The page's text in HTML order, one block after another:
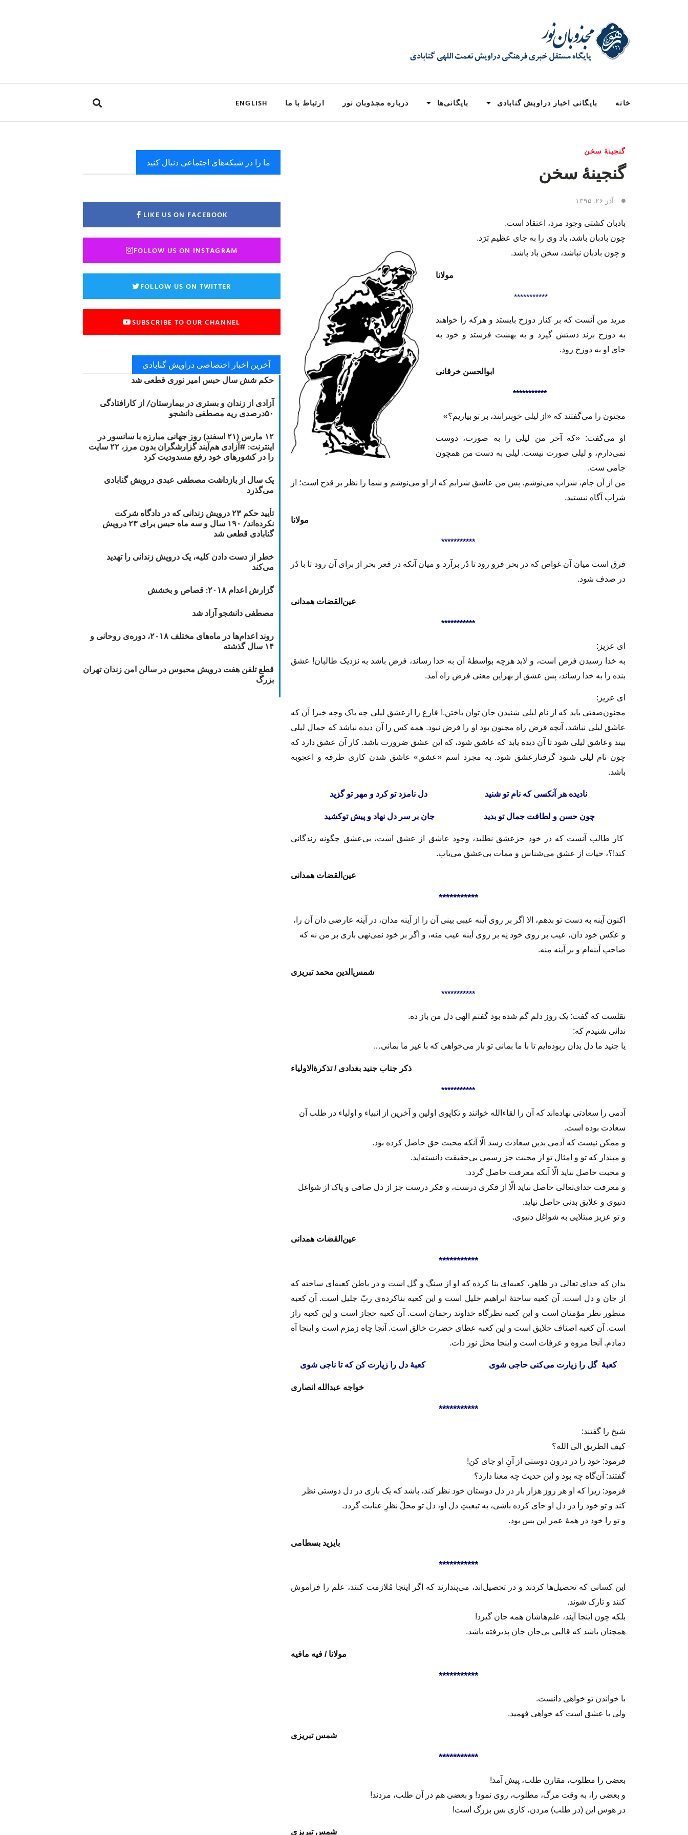
خانه بایگانی اخبار دراویش گنابادی بایگانی‌ها درباره مجذوبان نور ارتباط با ما ENGLISH
گنجینۀ سخن
گنجینهٔ سخن
آذر ۲۶, ۱۳۹۵
بادبان کشتى وجود مرد، اعتقاد است.
چون بادبان باشد، باد وى را به جاى عظیم بَرَد.
و چون بادبان نباشد، سخن باد باشد.
مولانا
***********
مرید من آنست که بر کنار دوزخ‌ بایستد و هرکه را خواهند
به‌ دوزخ برند دستش گیرد و به‌ بهشت فرستد و خود به
جای او به دوزخ رود.
ابوالحسن خرقانی
***********
مجنون را می‌گفتند که «از لیلی خوبترانند، بر تو بیاریم؟»
او می‌گفت: «که آخر من لیلی را به صورت، دوست
نمی‌دارم، و لیلی صورت نیست. لیلی به دست من همچون
جامی ست.
من از آن جام، شراب می‌نوشم. پس من عاشق شرابم که از او می‌نوشم و شما را نظر بر قدح است؛ از
شراب آگاه نیستید.
مولانا
***********
فرق است میان آن غواص که در بحر فرو رود تا دُر برآرد و میان آنکه در قعر بحر از برای آن رود تا با دُر
در صدف شود.
عین‌القضات همدانی
***********
ای عزیز:
به خدا رسیدن فرض است، و لابد هرچه بواسطهٔ آن به خدا رساند، فرض باشد به نزدیک طالبان! عشق
بنده را به خدا رساند، پس عشق از بهراین معنی فرض راه آمد.
ای عزیز:
مجنون‌صفتی باید که از نام لیلی شنیدن جان توان باختن.! فارغ را ازعشق لیلی چه باک وچه خبر! آن که
عاشق لیلی نباشد، آنچه فرض راه مجنون بود او را فرض نبود. همه کس را آن دیده نباشد که جمال لیلی
بیند وعاشق لیلی شود تا آن دیده یابد که عاشق شود، که این عشق ضرورت باشد. کار آن عشق دارد که
چون نام لیلی شنود گرفتارعشق شود. به مجرد اسم «عشق» عاشق شدن کاری طرفه و اعجوبه
باشد.
نادیده هر آنکسی که نام تو شنید دل نامزد تو کرد و مهر تو گزید
چون حسن و لطافت جمال تو بدیدجان بر سر دل نهاد و پیش توکشید
کار طالب آنست که در خود جزعشق نطلبد، وجود عاشق از عشق است، بی‌عشق چگونه زندگانی
کند!؟، حیات از عشق می‌شناس و ممات بی‌عشق می‌یاب.
عین‌القضات همدانی
***********
اکنون آینه به دست تو بدهم، الا اگر بر روی آینه عیبی بینی آن را از آینه مدان، در آینه عارضی‌ دان آن را،
و عکس خود‌ دان، عیب بر روی خود نِه بر روی آینه عیب منه، و اگر بر خود نمی‌نهی باری بر من نه که
صاحب آینه‌ام و بر آینه منه.
شمس‌الدین محمد تبریزی
***********
نقلست که گفت: یک روز دلم گم شده بود گفتم الهی دل من باز ده.
ندائی شنیدم که:
یا جنید ما دل بدان ربوده‌ایم تا با ما بمانی تو باز می‌خواهی که با غیر ما بمانی…
ذکر جناب جنید بغدادی / تذکرةالاولیاء
***********
آدمی را سعادتی نهاده‌اند که آن را لقاءالله خوانند و تکاپوی اولین و آخرین از انبیاء و اولیاء در طلب آن
سعادت بوده است.
و ممکن نیست که آدمی بدین سعادت رسد الّا آنکه محبت حق حاصل کرده بوَد.
و مپندار که تو و امثال تو از محبت جز رسمی بی‌حقیقت دانسته‌اید.
و محبت حاصل نیاید الّا آنکه معرفت حاصل گردد.
و معرفت خدای‌تعالی حاصل نیاید الّا از فکری درست، و فکر درست جز از دل صافی و پاک از شواغل
دنیوی و علایق بدنی حاصل نیاید.
و تو عزیز مبتلایی به شواغل دنیوی.
عین‌القضات همدانی
***********
بدان که خدای تعالی در ظاهر، کعبه‌ای بنا کرده که او از سنگ و گل است و در باطن کعبه‌ای ساخته که
از جان و دل است. آن کعبه ساختهٔ ابراهیم خلیل است و این کعبه بناکرده‌ی ربّ جلیل است. آن کعبه
منظور نظر مؤمنان است و این کعبه نظرگاه خداوند رحمان است. آن کعبه حجاز است و این کعبه راز
است. آن کعبه اصناف خلایق است و این کعبه عطای حضرت خالق است. آنجا چاه زمزم است و اینجا آه
دمادم. آنجا مروه و عرفات است و اینجا محل نور ذات.
کعبهٔ گل را زیارت می‌کنی حاجی شویکعبهٔ دل را زیارت کن که تا ناجی شوی
خواجه عبدالله انصاری
***********
شیخ را گفتند:
کیف الطریق الی الله؟
فرمود: خود را در درون دوستی از آنِ او جای کن!
گفتند: آن‌گاه چه بود و این حدیث چه معنا دارد؟
فرمود: زیرا که او هر روز هزار بار در دل دوستان خود نظر کند، باشد که یک باری در دل دوستی نظر
کند و تو خود را در دل او جای کرده باشی، به تبعیتِ دل او، دل تو محلّ نظرِ عنایت گردد.
و تو را خود در همهٔ عمر این بس بود.
بایزید بسطامی
***********
این کسانی که تحصیل‌ها کردند و در تحصیل‌اند، می‌پندارند که اگر اینجا مُلازمت کنند، علم را فراموش
کنند و تارک شوند.
بلکه چون اینجا آیند، علم‌هاشان همه جان گیرد!
همچنان باشد که قالبی بی‌جان جان پذیرفته باشد.
مولانا / فیه مافیه
***********
با خواندن تو خواهی دانست.
ولی با عشق است که خواهی فهمید.
شمس تبریزی
***********
بعضی را مطلوب، مقارن طلب، پیش آمد!
و بعضی را، به وقت مرگ، مطلوب، روی نمود! و بعضی هم در آن طلب، مردند!
در هوس این (در طلب) مردن، کاری بس بزرگ است!
شمس تبریزی
ما را در شبکه‌های اجتماعی دنبال کنید
LIKE US ON FACEBOOK
FOLLOW US ON INSTAGRAM
FOLLOW US ON TWITTER
SUBSCRIBE TO OUR CHANNEL
آخرین اخبار اختصاصی دراویش گنابادی
حکم شش سال حبس امیر نوری قطعی شد
آزادی از زندان و بستری در بیمارستان/ از کارافتادگی
۵۰درصدی ریه مصطفی دانشجو
۱۲ مارس (۲۱ اسفند) روز جهانی مبارزه با سانسور در
اینترنت: #آزادی هم‌آیند گزارشگران‌ بدون مرز، ۲۲ سایت
را در کشورهای خود رفع مسدودیت کرد
یک سال از بازداشت مصطفی عبدی درویش گنابادی
می‌گذرد
تأیید حکم ۲۳ درویش زندانی که در دادگاه شرکت
نکرده‌اند/ ۱۹۰ سال و سه ماه حبس برای ۲۳ درویش
گنابادی قطعی شد
خطر از دست دادن کلیه، یک درویش زندانی را تهدید
می‌کند
گزارش اعدام ۲۰۱۸: قصاص و بخشش
مصطفی دانشجو آزاد شد
روند اعدام‌ها در ماه‌های مختلف ۲۰۱۸، دوره‌ی روحانی و
۱۴ سال گذشته
قطع تلفن هفت درویش محبوس در سالن امن زندان تهران
بزرگ